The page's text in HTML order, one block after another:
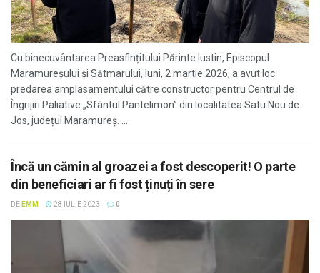
Cu binecuvântarea Preasfințitului Părinte Iustin, Episcopul
Maramureșului și Sătmarului, luni, 2 martie 2026, a avut loc
predarea amplasamentului către constructor pentru Centrul de
Îngrijiri Paliative „Sfântul Pantelimon” din localitatea Satu Nou de
Jos, județul Maramureș. ...
Încă un cămin al groazei a fost descoperit! O parte
din beneficiari ar fi fost ținuți în sere
DE EMM 28 IULIE 2023 0